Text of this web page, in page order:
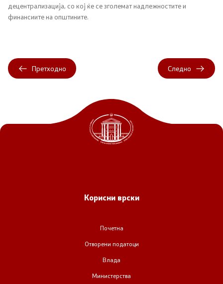
Организација и систематизација
Отворени податоци
Контакт
децентрализација, со кој ќе се зголемат надлежностите и
финансиите на општините.
Претходно Следно
Корисни врски
Почетна
Отворени податоци
Влада
Министерства